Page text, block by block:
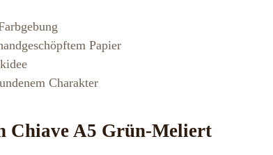
Papier
Charakter
Chiave A5 Grün-Meliert